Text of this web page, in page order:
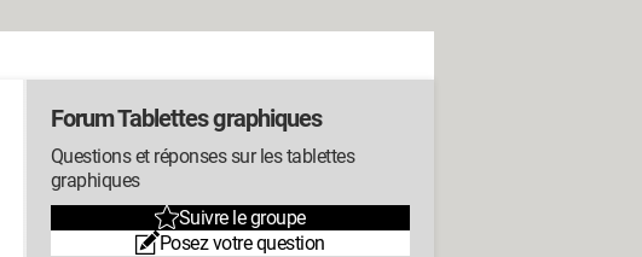
Forum Tablettes graphiques
Questions et réponses sur les tablettes
graphiques
Suivre le groupe
Posez votre question